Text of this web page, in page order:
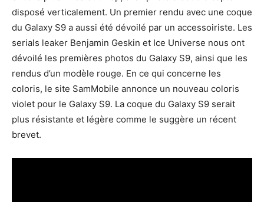
disposé verticalement. Un premier rendu avec une coque
du Galaxy S9 a aussi été dévoilé par un accessoiriste. Les
serials leaker Benjamin Geskin et Ice Universe nous ont
dévoilé les premières photos du Galaxy S9, ainsi que les
rendus d’un modèle rouge. En ce qui concerne les
coloris, le site SamMobile annonce un nouveau coloris
violet pour le Galaxy S9. La coque du Galaxy S9 serait
plus résistante et légère comme le suggère un récent
brevet.